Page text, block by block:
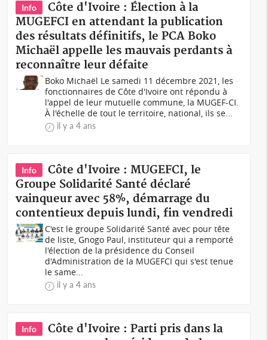
Info
Côte d'Ivoire : Élection à la
MUGEFCI en attendant la publication
des résultats définitifs, le PCA Boko
Michaël appelle les mauvais perdants à
reconnaître leur défaite
Boko Michaël Le samedi 11 décembre 2021, les
fonctionnaires de Côte d'Ivoire ont répondu à
l'appel de leur mutuelle commune, la MUGEF-CI.
À l'échelle de tout le territoire, national, ils se...
il y a 4 ans
Info
Côte d'Ivoire : MUGEFCI, le
Groupe Solidarité Santé déclaré
vainqueur avec 58%, démarrage du
contentieux depuis lundi, fin vendredi
C'est le groupe Solidarité Santé avec pour tête
de liste, Gnogo Paul, instituteur qui a remporté
l'élection de la présidence du Conseil
d'Administration de la MUGEFCI qui s'est tenue
le same...
il y a 4 ans
Info
Côte d'Ivoire : Parti pris dans la